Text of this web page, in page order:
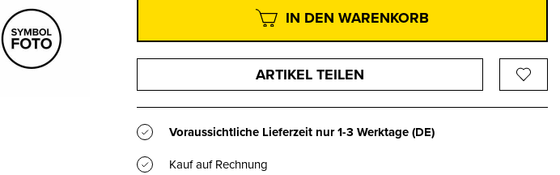
IN DEN WARENKORB
ARTIKEL TEILEN
Voraussichtliche Lieferzeit nur1-3 Werktage(DE)
Kauf auf Rechnung